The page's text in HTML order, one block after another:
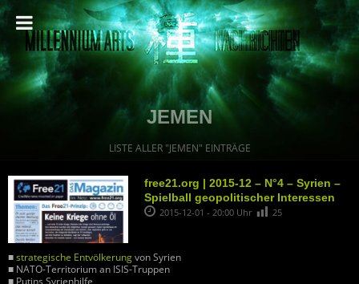
JEMEN
LISTE ALLER "JEMEN" EINTRÄGE
free21.org | 2015-12 – N°4 – Syrien –
Spielball geopolitischer Interessen
2015-12-01 - 20:00 Uhr 25
■strategische Entvölkerungvon Syrien
■ NATO-Territorium an ISIS-Truppen